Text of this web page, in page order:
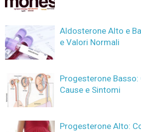
Aldosterone Alto e
e Valori Normali
Progesterone
Cause e Sintomi
Progesterone Alto: